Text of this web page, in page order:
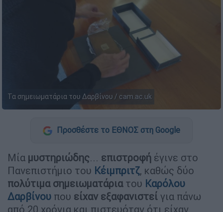
Τα σημειωματάρια του Δαρβίνου / cam.ac.uk
Προσθέστε το ΕΘΝΟΣ στη Google
Μία μυστηριώδης... επιστροφή έγινε στο
Πανεπιστήμιο του Κέιμπριτζ, καθώς δύο
πολύτιμα σημειωματάριατου Καρόλου
Δαρβίνου που είχαν εξαφανιστεί για πάνω
από 20 χρόνια και πιστευόταν ότι είχαν